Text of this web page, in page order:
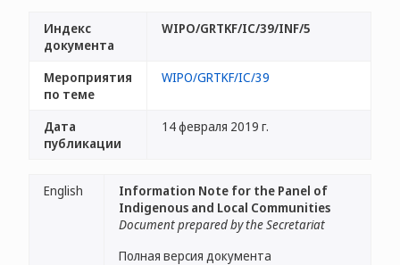
Индекс
документа
WIPO/GRTKF/IC/39/INF/5
Мероприятия
по теме
WIPO/GRTKF/IC/39
Дата
публикации
14 февраля 2019 г.
English
Information Note for the Panel of
Indigenous and Local Communities
Document prepared by the Secretariat
Полная версия документа